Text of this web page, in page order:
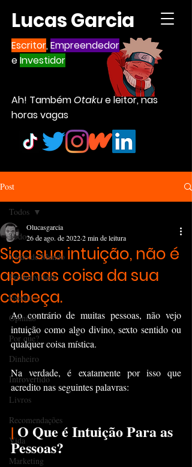
Lucas Garcia
Escritor,Empreendedor
eInvestidor
Ah! TambémOtakue leitor, nas
horas vagas
Post
Todos
Visão de Mundo
Produtividade
Escrita
Opinião
Por que?
Dinheiro
Introvertido
Livros
Recomendações
Vida
Marketing
Todos
Siga sua intuição, não é
apenas coisa da sua
cabeça.
Olucasgarcia
26 de ago. de 20222 min de leitura
Ao contrário de muitas pessoas, não vejo
intuição como algo divino, sexto sentido ou
qualquer coisa mística.
Na verdade, é exatamente por isso que
acredito nas seguintes palavras:
| O Que é Intuição Para as
Pessoas?